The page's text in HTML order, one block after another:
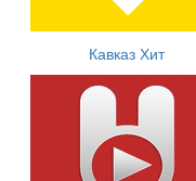
Кавказ Хит